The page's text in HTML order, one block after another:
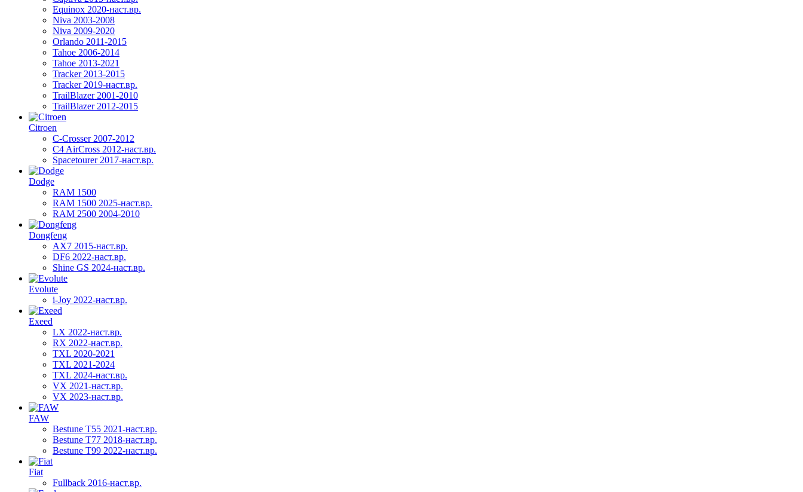
Equinox 2020-наст.вр.
Niva 2003-2008
Niva 2009-2020
Orlando 2011-2015
Tahoe 2006-2014
Tahoe 2013-2021
Tracker 2013-2015
Tracker 2019-наст.вр.
TrailBlazer 2001-2010
TrailBlazer 2012-2015
Citroen
C-Crosser 2007-2012
C4 AirCross 2012-наст.вр.
Spacetourer 2017-наст.вр.
Dodge
RAM 1500
RAM 1500 2025-наст.вр.
RAM 2500 2004-2010
Dongfeng
AX7 2015-наст.вр.
DF6 2022-наст.вр.
Shine GS 2024-наст.вр.
Evolute
i-Joy 2022-наст.вр.
Exeed
LX 2022-наст.вр.
RX 2022-наст.вр.
TXL 2020-2021
TXL 2021-2024
TXL 2024-наст.вр.
VX 2021-наст.вр.
VX 2023-наст.вр.
FAW
Bestune T55 2021-наст.вр.
Bestune T77 2018-наст.вр.
Bestune T99 2022-наст.вр.
Fiat
Fullback 2016-наст.вр.